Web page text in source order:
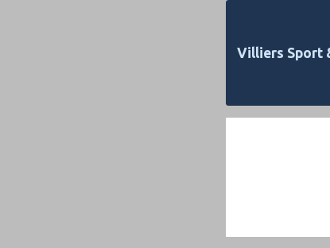
Villiers Sport